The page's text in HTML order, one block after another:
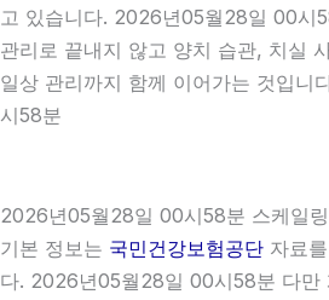
고 있습니다. 2026년05월28일 00시
관리로 끝내지 않고 양치 습관, 치실
일상 관리까지 함께 이어가는 것입
시58분
2026년05월28일 00시58분 스케일
기본 정보는 국민건강보험공단 자료
다. 2026년05월28일 00시58분 다만